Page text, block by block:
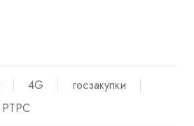
4G
госзакупки
РТРС